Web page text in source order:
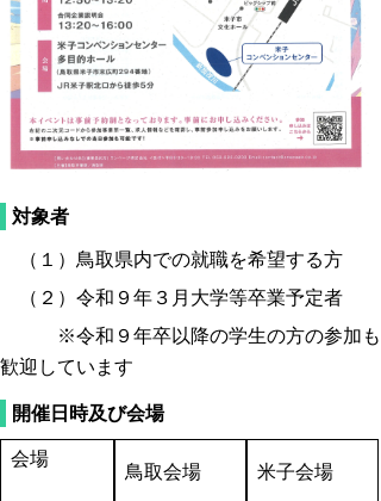
対象者
（１）鳥取県内での就職を希望する方
（２）令和９年３月大学等卒業予定者
※令和９年卒以降の学生の方の参加も
歓迎しています
開催日時及び会場
会場
鳥取会場 米子会場